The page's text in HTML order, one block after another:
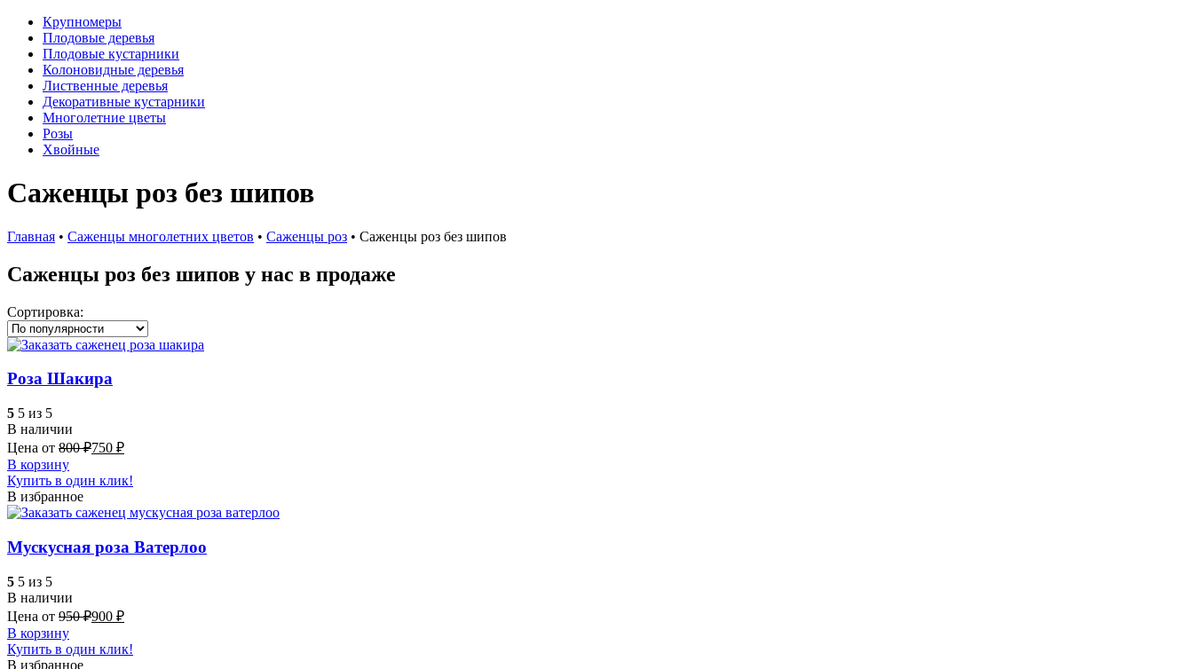
Крупномеры
Плодовые деревья
Плодовые кустарники
Колоновидные деревья
Лиственные деревья
Декоративные кустарники
Многолетние цветы
Розы
Хвойные
Саженцы роз без шипов
Главная • Саженцы многолетних цветов • Саженцы роз • Саженцы роз без шипов
Саженцы роз без шипов у нас в продаже
Сортировка:
Роза Шакира
5 5 из 5
В наличии
Цена от 800₽750 ₽
В корзину
Купить в один клик!
В избранное
Мускусная роза Ватерлоо
5 5 из 5
В наличии
Цена от 950₽900 ₽
В корзину
Купить в один клик!
В избранное